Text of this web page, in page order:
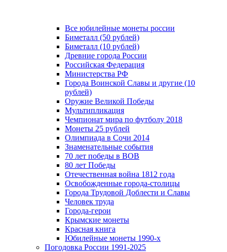
Все юбилейные монеты россии
Биметалл (50 рублей)
Биметалл (10 рублей)
Древние города России
Российская Федерация
Министерства РФ
Города Воинской Славы и другие (10
рублей)
Оружие Великой Победы
Мультипликация
Чемпионат мира по футболу 2018
Монеты 25 рублей
Олимпиада в Сочи 2014
Знаменательные события
70 лет победы в ВОВ
80 лет Победы
Отечественная война 1812 года
Освобожденные города-столицы
Города Трудовой Доблести и Славы
Человек труда
Города-герои
Крымские монеты
Красная книга
Юбилейные монеты 1990-х
Погодовка России 1991-2025